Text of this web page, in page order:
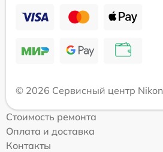
© 2026 Сервисный центр Nikon
Стоимость ремонта
Оплата и доставка
Контакты